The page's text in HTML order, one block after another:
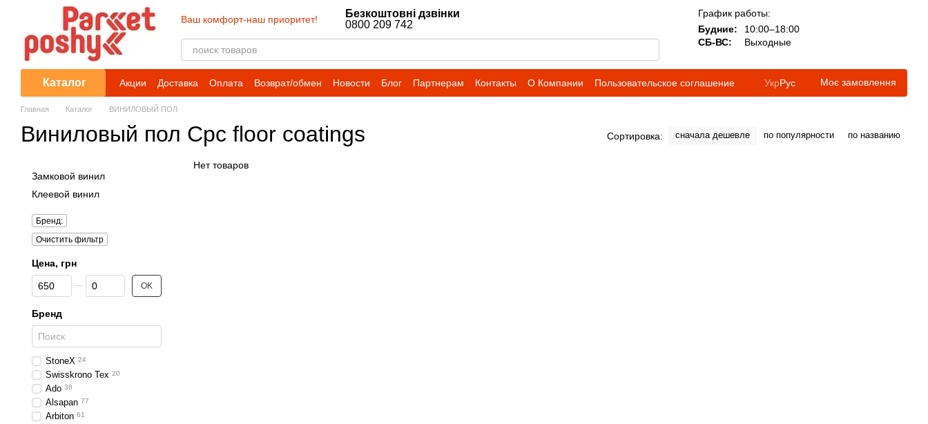
Перейти к основному контенту
Ваш комфорт-наш приоритет!
Безкоштовні дзвінки
0800 209 742
График работы:
Будние:
10:00–18:00
СБ-ВС:
Выходные
Каталог Акции Доставка Оплата Возврат/обмен Новости Блог Партнерам Контакты О Компании Пользовательское соглашение УкрРус Моє замовлення
Главная Каталог ВИНИЛОВЫЙ ПОЛ
Виниловый пол Сpc floor coatings Сортировка: сначала дешевле по популярности по названию
Нет товаров
Замковой винил
Клеевой винил
Бренд:
Очистить фильтр
Цена, грн
От Цена, грн
До Цена, грн OK
Бренд
StoneX 24
Swisskrono Tex 20
Ado 38
Alsapan 77
Arbiton 61